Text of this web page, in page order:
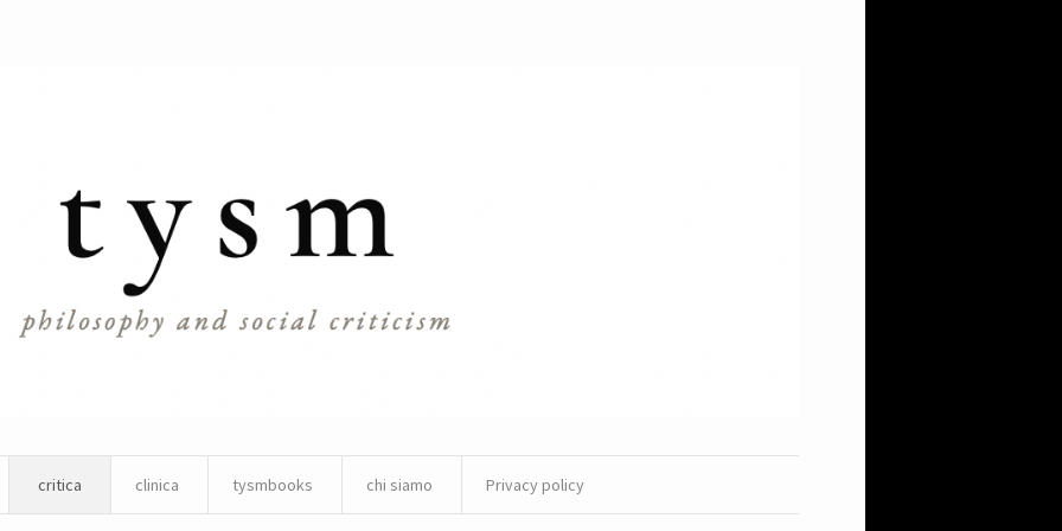
critica clinica tysmbooks chi siamo Privacy policy